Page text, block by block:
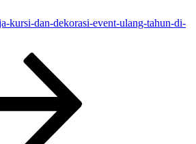
kursi-dan-dekorasi-event-ulang-tahun-di-